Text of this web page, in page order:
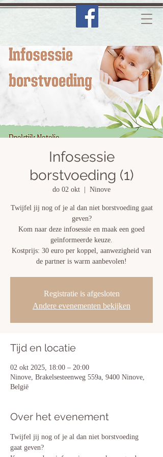
Infosessie
borstvoeding (1)
do 02 okt Ninove
Twijfel jij nog of je al dan niet borstvoeding gaat
geven?
Kom naar deze infosessie en maak een goed
geïnformeerde keuze.
Kostprijs: 30 euro per koppel, aanwezigheid van
de partner is warm aanbevolen!
Registratie is afgesloten
Andere evenementen bekijken
Tijd en locatie
02 okt 2025, 18:00 – 20:00
Ninove, Brakelsesteenweg 559a, 9400 Ninove,
België
Over het evenement
Twijfel jij nog of je al dan niet borstvoeding
gaat geven?